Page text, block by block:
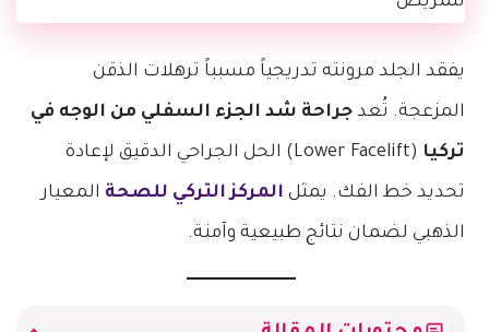
يفقد الجلد مرونته تدريجياً مسبباً ترهلات الذقن
المزعجة. تُعدجراحة شد الجزء السفلي من الوجه في
تركيا (Lower Facelift) الحل الجراحي الدقيق لإعادة
تحديد خط الفك. يمثل المركز التركي للصحة المعيار
الذهبي لضمان نتائج طبيعية وآمنة.